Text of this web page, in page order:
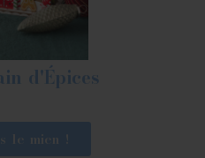
d'Épices
le mien !